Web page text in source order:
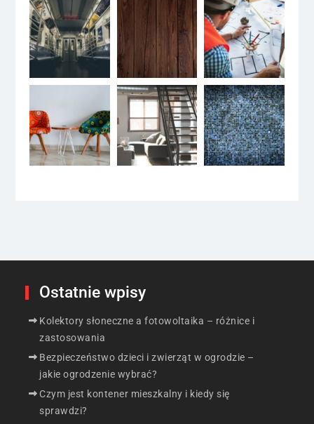
Ostatnie wpisy
Kolektory słoneczne a fotowoltaika – różnice i
zastosowania
Bezpieczeństwo dzieci i zwierząt w ogrodzie –
jakie ogrodzenie wybrać?
Czym jest kontener mieszkalny i kiedy się
sprawdzi?